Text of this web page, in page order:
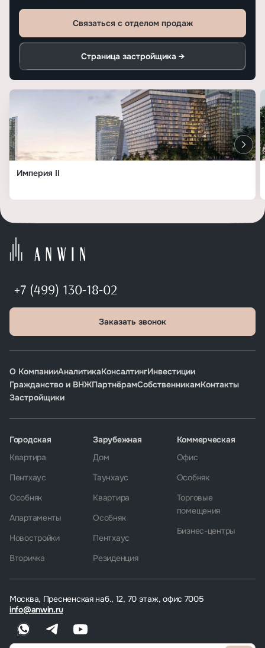
Связаться с отделом продаж
Страница застройщика →
Империя II
+7 (499) 130-18-02
Заказать звонок
О КомпанииАналитикаКонсалтингИнвестиции
Гражданство и ВНЖПартнёрамСобственникамКонтакты
Застройщики
Москва, Пресненская наб., 12, 70 этаж, офис 7005
info@anwin.ru
Городская
Квартира
Пентхаус
Особняк
Апартаменты
Новостройки
Вторичка
Зарубежная
Дом
Таунхаус
Квартира
Особняк
Пентхаус
Резиденция
Коммерческая
Офис
Особняк
Торговые
помещения
Бизнес-центры